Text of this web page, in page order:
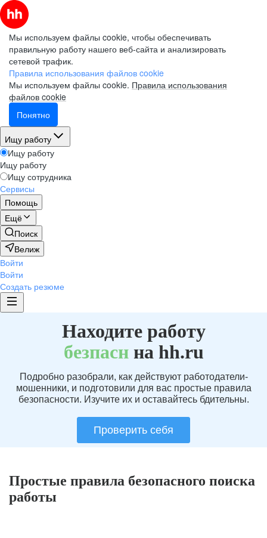
Мы используем файлы cookie, чтобы обеспечивать
правильную работу нашего веб-сайта и анализировать
сетевой трафик.
Правила использования файлов cookie
Мы используем файлы cookie. Правила использования
файлов cookie
Понятно
Ищу работу
Ищу работу
Ищу работу
Ищу сотрудника
Сервисы
Помощь
Ещё
Поиск
Велиж
Войти
Войти
Создать резюме
Находите работу
безпаснна hh.ru
Подробно разобрали, как действуют работодатели-
мошенники, и подготовили для вас простые правила
безопасности. Изучите их и оставайтесь бдительны.
Проверить себя
Простые правила безопасного поиска
работы